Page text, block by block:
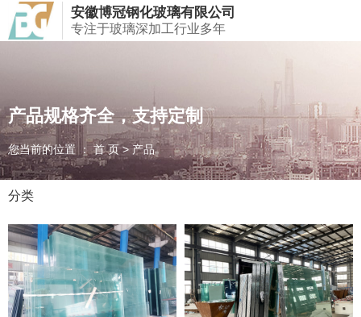
欢迎访问安徽博冠钢化玻璃有限公司！
安徽博冠钢化玻璃有限公司
专注于玻璃深加工行业多年
产品规格齐全，支持定制
您当前的位置 ： 首 页>产品
产品规格齐全，支持定制
您当前的位置 ： 首 页>产品
产品规格齐全，支持定制
您当前的位置 ： 首 页>产品
分类